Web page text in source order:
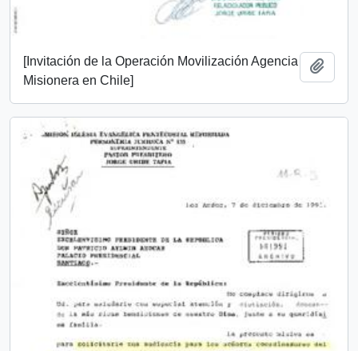
[Invitación de la Operación Movilización Agencia
Misionera en Chile]